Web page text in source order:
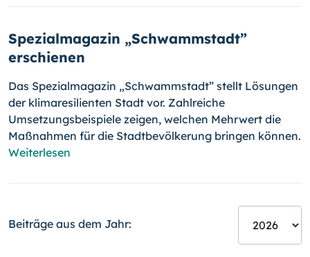
Spezialmagazin „Schwammstadt”
erschienen
Das Spezialmagazin „Schwammstadt” stellt Lösungen
der klimaresilienten Stadt vor. Zahlreiche
Umsetzungsbeispiele zeigen, welchen Mehrwert die
Maßnahmen für die Stadtbevölkerung bringen können.
Weiterlesen
Beiträge aus dem Jahr: